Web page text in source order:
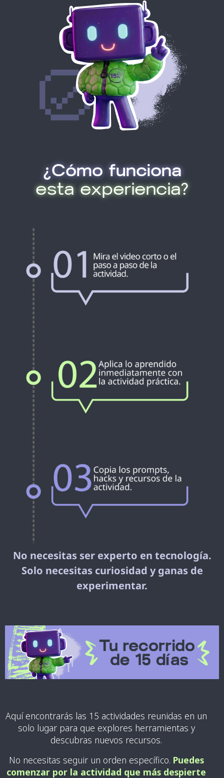
¿Cómo funciona
esta experiencia?
No necesitas ser experto en tecnología.
Solo necesitas curiosidad y ganas de
experimentar.
Aquí encontrarás las 15 actividades reunidas en un
solo lugar para que explores herramientas y
descubras nuevos recursos.
No necesitas seguir un orden específico. Puedes
comenzar por la actividad que más despierte